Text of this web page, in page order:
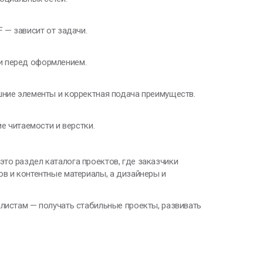
— зависит от задачи.
перед оформлением.
элементы и корректная подача преимуществ.
читаемости и верстки.
раздел каталога проектов, где заказчики
и контентные материалы, а дизайнеры и
— получать стабильные проекты, развивать